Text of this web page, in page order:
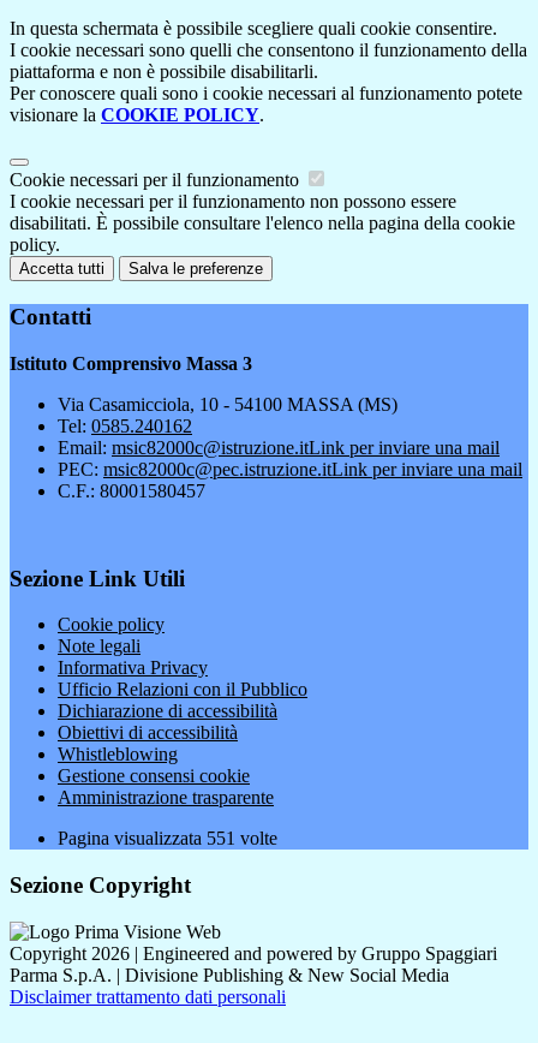
In questa schermata è possibile scegliere quali cookie consentire.
I cookie necessari sono quelli che consentono il funzionamento della
piattaforma e non è possibile disabilitarli.
Per conoscere quali sono i cookie necessari al funzionamento potete
visionare la COOKIE POLICY.
Cookie necessari per il funzionamento
I cookie necessari per il funzionamento non possono essere
disabilitati. È possibile consultare l'elenco nella pagina della cookie
policy.
Accetta tutti Salva le preferenze
Contatti
Istituto Comprensivo Massa 3
Via Casamicciola, 10 - 54100 MASSA (MS)
Tel: 0585.240162
Email: msic82000c@istruzione.itLink per inviare una mail
PEC: msic82000c@pec.istruzione.itLink per inviare una mail
C.F.: 80001580457
Sezione Link Utili
Cookie policy
Note legali
Informativa Privacy
Ufficio Relazioni con il Pubblico
Dichiarazione di accessibilità
Obiettivi di accessibilità
Whistleblowing
Gestione consensi cookie
Amministrazione trasparente
Pagina visualizzata 551 volte
Sezione Copyright
Copyright 2026 | Engineered and powered by Gruppo Spaggiari
Parma S.p.A. | Divisione Publishing & New Social Media
Disclaimer trattamento dati personali